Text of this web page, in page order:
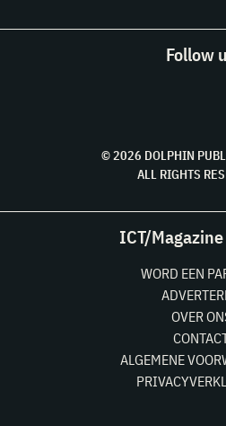
Follow
© 2026 DOLPHIN
ALL RIGHTS
ICT/
WORD EEN
OVER
ALGEMENE